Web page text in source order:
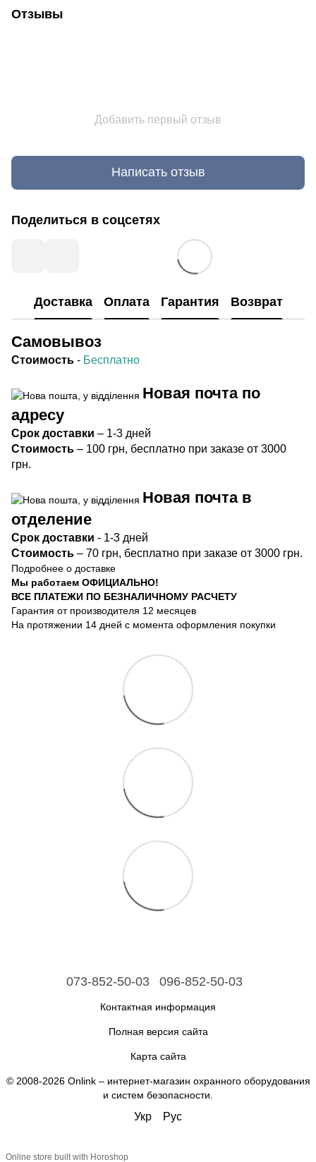
Отзывы
Добавить первый отзыв
Написать отзыв
Поделиться в соцсетях
Доставка Оплата Гарантия Возврат
Самовывоз
Стоимость - Бесплатно
Новая почта по
адресу
Срок доставки – 1-3 дней
Стоимость – 100 грн, бесплатно при заказе от 3000
грн.
Новая почта в
отделение
Срок доставки - 1-3 дней
Стоимость – 70 грн, бесплатно при заказе от 3000 грн.
Подробнее о доставке
Мы работаем ОФИЦИАЛЬНО!
ВСЕ ПЛАТЕЖИ ПО БЕЗНАЛИЧНОМУ РАСЧЕТУ
Гарантия от производителя 12 месяцев
На протяжении 14 дней с момента оформления покупки
073-852-50-03 096-852-50-03
Контактная информация
Полная версия сайта
Карта сайта
© 2008-2026 Onlink – интернет-магазин охранного оборудования
и систем безопасности
Укр Рус
Online store built with Horoshop